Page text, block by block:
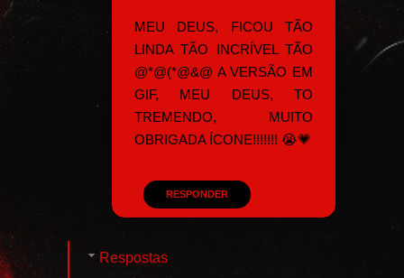
MEU DEUS, FICOU TÃO
LINDA TÃO INCRÍVEL TÃO
@*@(*@&@ A VERSÃO EM
GIF, MEU DEUS, TO
TREMENDO, MUITO
OBRIGADA ÍCONE!!!!!!! 😭💗
RESPONDER
Respostas